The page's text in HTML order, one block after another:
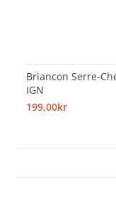
Briancon Serre-
IGN
199,00kr